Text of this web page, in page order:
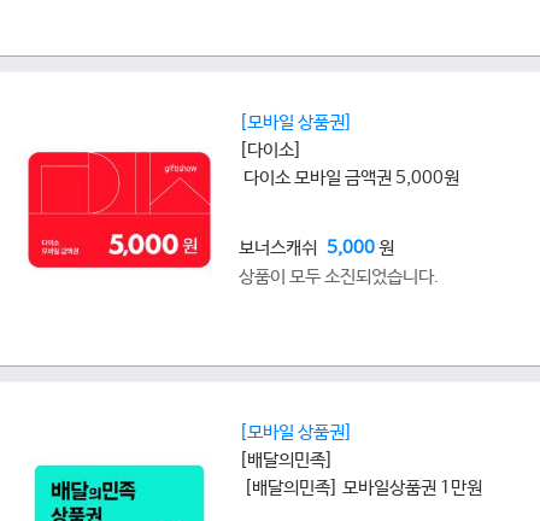
[모바일 상품권]
[다이소]
다이소 모바일 금액권 5,000원
보너스캐쉬 5,000원
상품이 모두 소진되었습니다.
[모바일 상품권]
[배달의민족]
[배달의민족] 모바일상품권 1만원